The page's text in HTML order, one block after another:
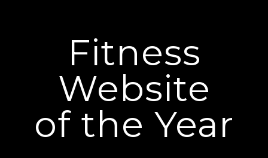
Fitness
Website
of the Year